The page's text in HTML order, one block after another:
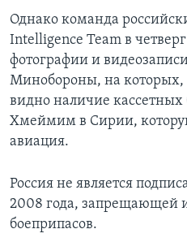
Однако команда
Intelligence Team в
фотографии и
Минобороны, на которых,
видно наличие кассетных
Хмеймим в Сирии,
авиация.
Россия не является
2008 года, запрещающей
боеприпасов.